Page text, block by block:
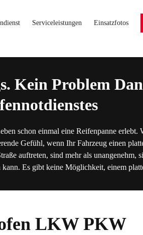
Serviceleistungen Einsatzfotos
Kein Problem
schon einmal eine Reifenpanne erlebt.
Gefühl, wenn Ihr Fahrzeug einen
auftreten, sind mehr als unangenehm,
kann. Es gibt keine Möglichkeit, einem
LKW PKW